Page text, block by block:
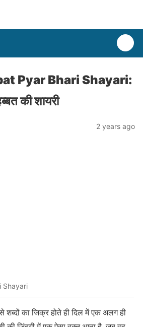
Pyar Bhari Shayari:
की शायरी
2 years ago
Shayari
शब्दों का जिक्र होते ही दिल में एक अलग ही